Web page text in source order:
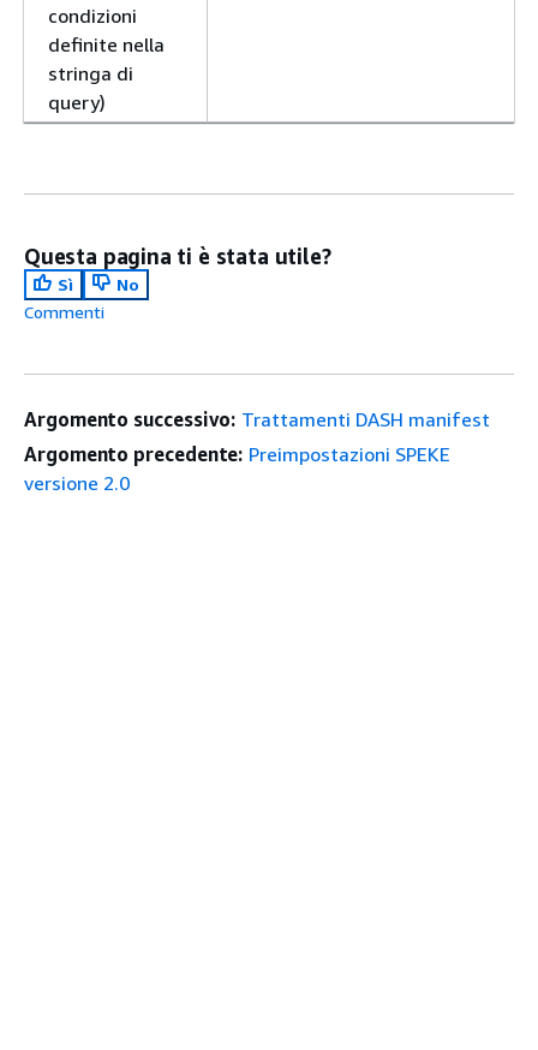
condizioni
definite nella
stringa di
query)
Questa pagina ti è stata utile?
Sì
No
Commenti
Argomento successivo: Trattamenti DASH manifest
Argomento precedente: Preimpostazioni SPEKE
versione 2.0